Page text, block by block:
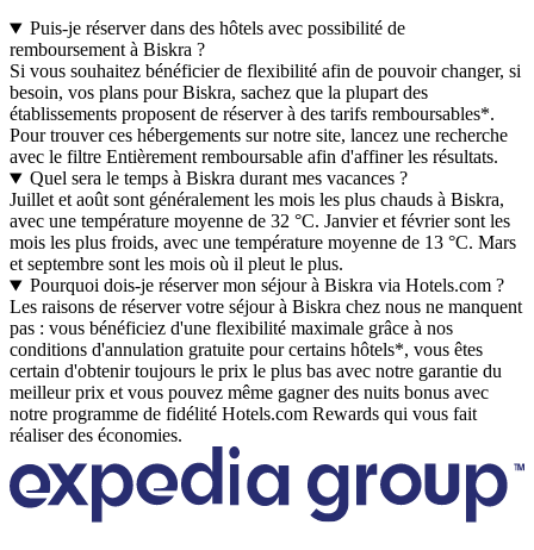
Puis-je réserver dans des hôtels avec possibilité de
remboursement à Biskra ?
Si vous souhaitez bénéficier de flexibilité afin de pouvoir changer, si
besoin, vos plans pour Biskra, sachez que la plupart des
établissements proposent de réserver à des tarifs remboursables*.
Pour trouver ces hébergements sur notre site, lancez une recherche
avec le filtre Entièrement remboursable afin d'affiner les résultats.
Quel sera le temps à Biskra durant mes vacances ?
Juillet et août sont généralement les mois les plus chauds à Biskra,
avec une température moyenne de 32 °C. Janvier et février sont les
mois les plus froids, avec une température moyenne de 13 °C. Mars
et septembre sont les mois où il pleut le plus.
Pourquoi dois-je réserver mon séjour à Biskra via Hotels.com ?
Les raisons de réserver votre séjour à Biskra chez nous ne manquent
pas : vous bénéficiez d'une flexibilité maximale grâce à nos
conditions d'annulation gratuite pour certains hôtels*, vous êtes
certain d'obtenir toujours le prix le plus bas avec notre garantie du
meilleur prix et vous pouvez même gagner des nuits bonus avec
notre programme de fidélité Hotels.com Rewards qui vous fait
réaliser des économies.